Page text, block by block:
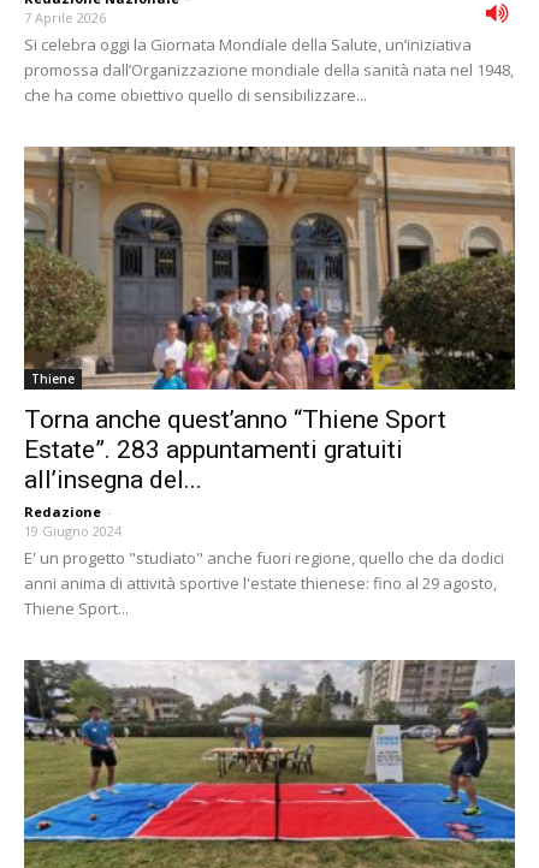
7 Aprile 2026
Si celebra oggi la Giornata Mondiale della Salute, un’iniziativa
promossa dall’Organizzazione mondiale della sanità nata nel 1948,
che ha come obiettivo quello di sensibilizzare...
Thiene
Torna anche quest’anno “Thiene Sport
Estate”. 283 appuntamenti gratuiti
all’insegna del...
Redazione -
19 Giugno 2024
E' un progetto "studiato" anche fuori regione, quello che da dodici
anni anima di attività sportive l'estate thienese: fino al 29 agosto,
Thiene Sport...